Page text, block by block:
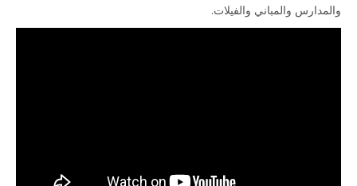
والمباني والفيلات.